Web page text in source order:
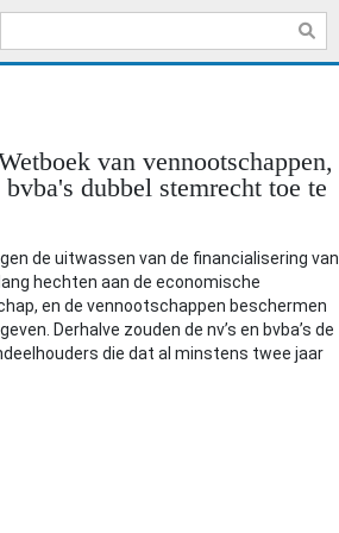
van vennootschappen,
dubbel stemrecht toe te
de uitwassen van de financialisering van
hechten aan de economische
en de vennootschappen beschermen
Derhalve zouden de nv’s en bvba’s de
die dat al minstens twee jaar